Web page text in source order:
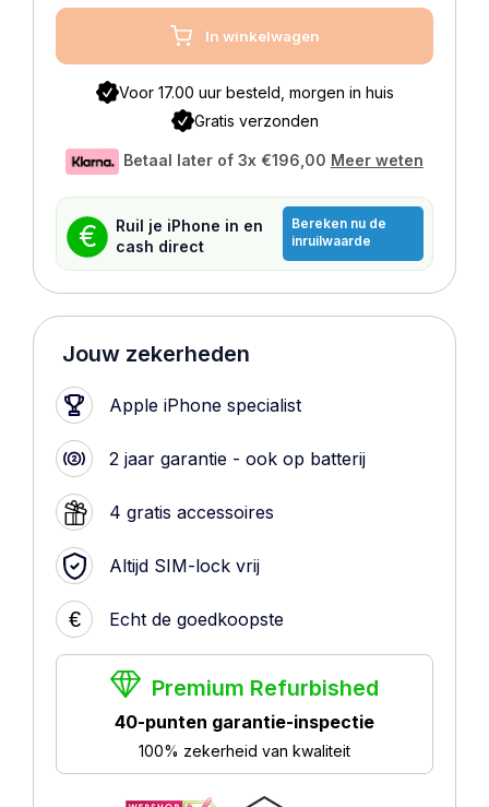
In winkelwagen
Voor 17.00 uur besteld, morgen in huis
Gratis verzonden
Betaal later of 3x €196,00 Meer weten
€
Ruil je iPhone in en
cash direct
Bereken nu de
inruilwaarde
Jouw zekerheden
Apple iPhone specialist
2 jaar garantie - ook op batterij
4 gratis accessoires
Altijd SIM-lock vrij
€ Echt de goedkoopste
Premium Refurbished
40-punten garantie-inspectie
100% zekerheid van kwaliteit